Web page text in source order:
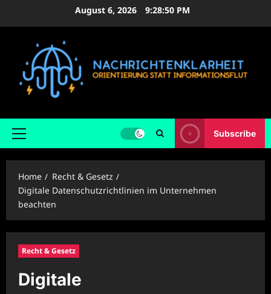
August 6, 2026 9:28:51 PM
Primary
Subscribe
Home
Recht & Gesetz
Digitale Datenschutzrichtlinien im Unternehmen
beachten
Recht & Gesetz
Digitale